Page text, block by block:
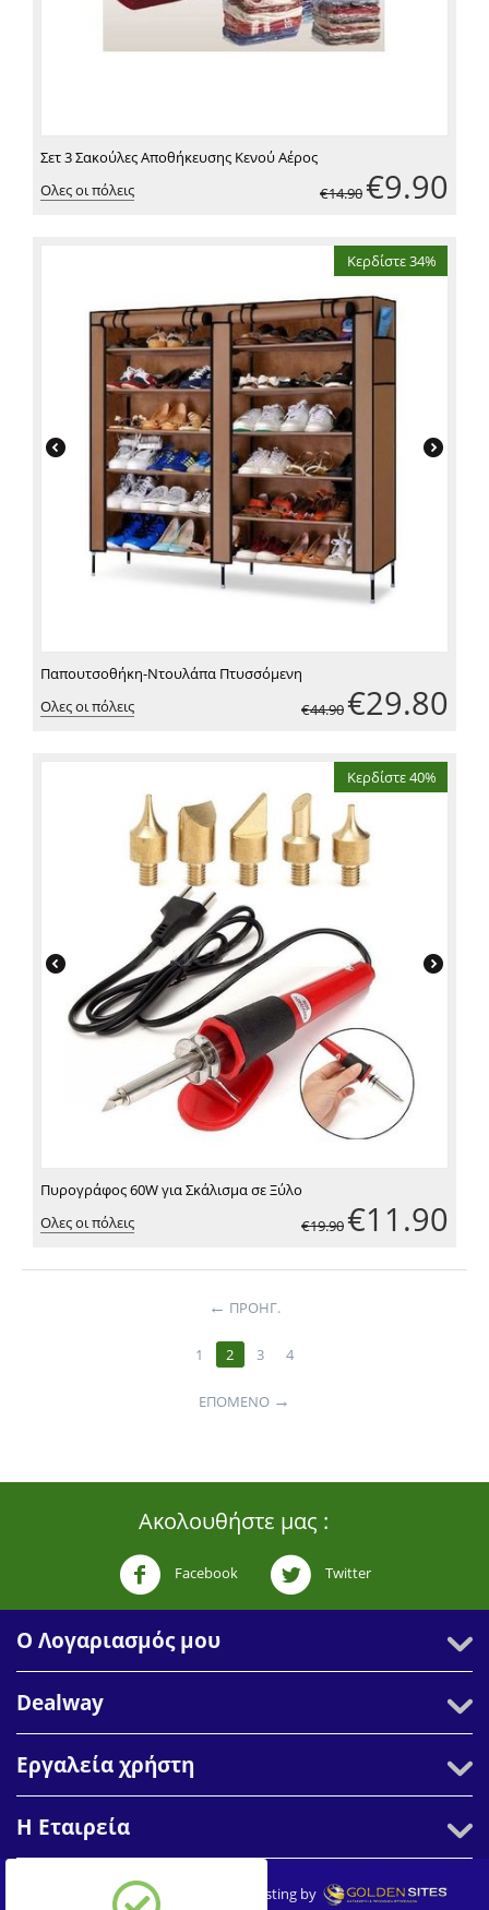
Σετ 3 Σακούλες Αποθήκευσης Κενού Αέρος
Ολες οι πόλεις
€14.90 €9.90
Κερδίστε 34%
Παπουτσοθήκη-Ντουλάπα Πτυσσόμενη
Ολες οι πόλεις
€44.90 €29.80
Κερδίστε 40%
Πυρογράφος 60W για Σκάλισμα σε Ξύλο
Ολες οι πόλεις
€19.90 €11.90
← ΠΡΟΗΓ.
1 2 3 4
ΕΠΌΜΕΝΟ →
Ακολουθήστε μας :
Facebook Twitter
Ο Λογαριασμός μου
Dealway
Εργαλεία χρήστη
Η Εταιρεία
© 2007-2026 Dealway. Create & Hosting by